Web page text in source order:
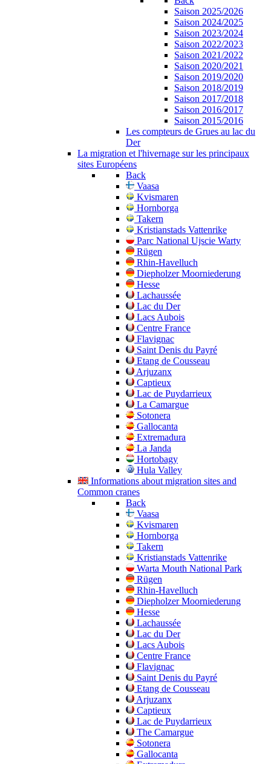
Saison 2025/2026
Saison 2024/2025
Saison 2023/2024
Saison 2022/2023
Saison 2021/2022
Saison 2020/2021
Saison 2019/2020
Saison 2018/2019
Saison 2017/2018
Saison 2016/2017
Saison 2015/2016
Les compteurs de Grues au lac du
Der
La migration et l'hivernage sur les principaux
sites Européens
Back
Vaasa
Kvismaren
Hornborga
Takern
Kristianstads Vattenrike
Parc National Ujscie Warty
Rügen
Rhin-Havelluch
Diepholzer Moorniederung
Hesse
Lachaussée
Lac du Der
Lacs Aubois
Centre France
Flavignac
Saint Denis du Payré
Etang de Cousseau
Arjuzanx
Captieux
Lac de Puydarrieux
La Camargue
Sotonera
Gallocanta
Extremadura
La Janda
Hortobagy
Hula Valley
Informations about migration sites and
Common cranes
Back
Vaasa
Kvismaren
Hornborga
Takern
Kristianstads Vattenrike
Warta Mouth National Park
Rügen
Rhin-Havelluch
Diepholzer Moorniederung
Hesse
Lachaussée
Lac du Der
Lacs Aubois
Centre France
Flavignac
Saint Denis du Payré
Etang de Cousseau
Arjuzanx
Captieux
Lac de Puydarrieux
The Camargue
Sotonera
Gallocanta